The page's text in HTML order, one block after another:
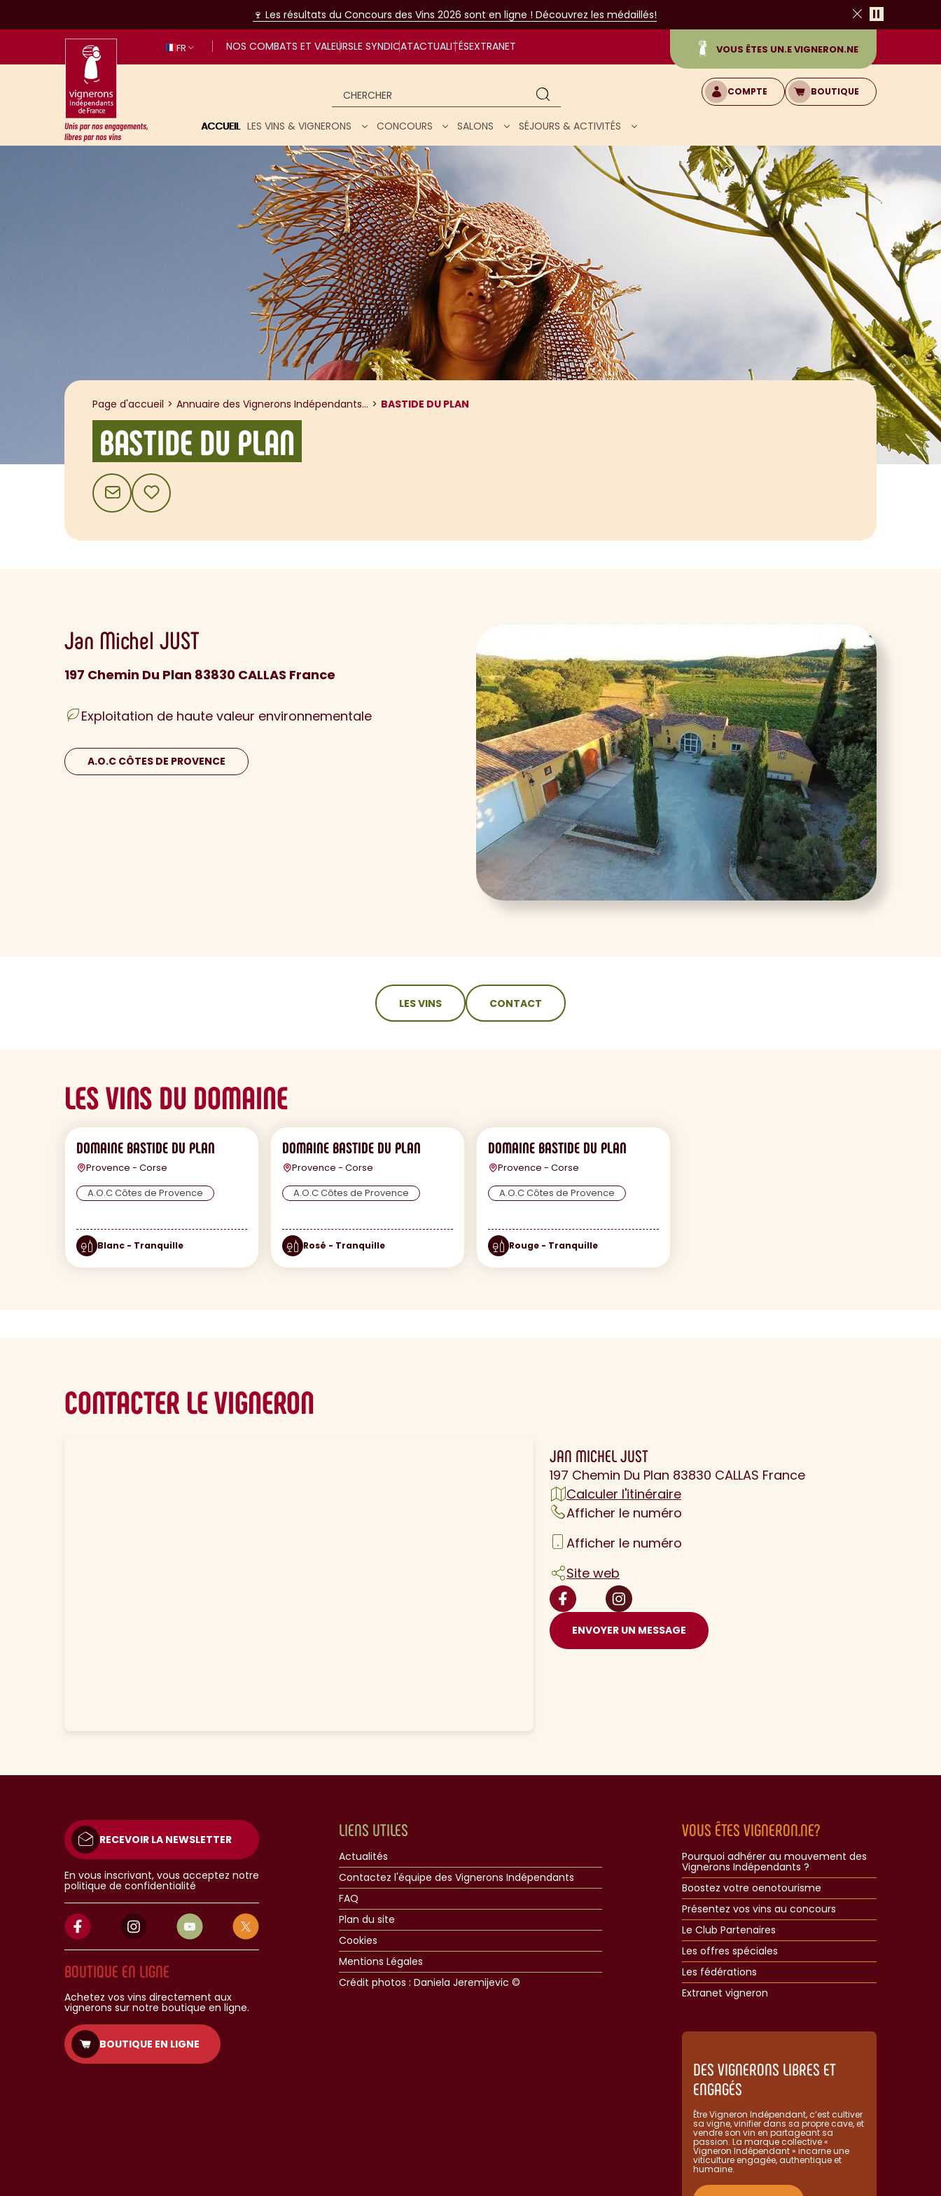
🍷 Les résultats du Concours des Vins 2026 sont en ligne ! Découvrez les médaillés!
Fermer
FR NOS COMBATS ET VALEURSLE SYNDICATACTUALITÉSEXTRANET VOUS ÊTES UN.E VIGNERON.NE
Unis par nos engagements, libres par nos vins
Chercher
COMPTE BOUTIQUE
ACCUEIL LES VINS & VIGNERONS CONCOURS SALONS SÉJOURS & ACTIVITÉS
Page d'accueil Annuaire des Vignerons Indépendants... BASTIDE DU PLAN
BASTIDE DU PLAN
CONTACTAJOUTER AUX FAVORIS
Jan Michel JUST
197 Chemin Du Plan 83830 CALLAS France
Exploitation de haute valeur environnementale
A.O.C CÔTES DE PROVENCE
LES VINS CONTACT
LES VINS DU DOMAINE
DOMAINE BASTIDE DU PLAN
Provence - Corse
A.O.C Côtes de Provence
Blanc - Tranquille
DOMAINE BASTIDE DU PLAN
Provence - Corse
A.O.C Côtes de Provence
Rosé - Tranquille
DOMAINE BASTIDE DU PLAN
Provence - Corse
A.O.C Côtes de Provence
Rouge - Tranquille
CONTACTER LE VIGNERON
JAN MICHEL JUST
197 Chemin Du Plan 83830 CALLAS France
Calculer l'itinéraire
Afficher le numéro
Afficher le numéro
Site web
ENVOYER UN MESSAGE
RECEVOIR LA NEWSLETTER
En vous inscrivant, vous acceptez notre
politique de confidentialité
BOUTIQUE EN LIGNE
Achetez vos vins directement aux
vignerons sur notre boutique en ligne.
BOUTIQUE EN LIGNE
LIENS UTILES
Actualités
Contactez l'équipe des Vignerons Indépendants
FAQ
Plan du site
Cookies
Mentions Légales
Crédit photos : Daniela Jeremijevic ©​
VOUS ÊTES VIGNERON.NE?
Pourquoi adhérer au mouvement des
Vignerons Indépendants ?
Boostez votre oenotourisme
Présentez vos vins au concours
Le Club Partenaires
Les offres spéciales
Les fédérations
Extranet vigneron​
DES VIGNERONS LIBRES ET
ENGAGÉS
Être Vigneron Indépendant, c’est cultiver
sa vigne, vinifier dans sa propre cave, et
vendre son vin en partageant sa
passion. La marque collective «
Vigneron Indépendant » incarne une
viticulture engagée, authentique et
humaine.​